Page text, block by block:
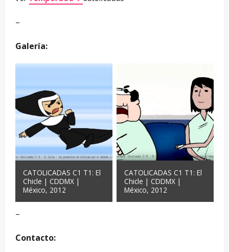
–
Galería:
CATOLICADAS C1 T1: El
Chicle | CDDMX |
México, 2012
CATOLICADAS C1 T1: El
Chicle | CDDMX |
México, 2012
–
Contacto: